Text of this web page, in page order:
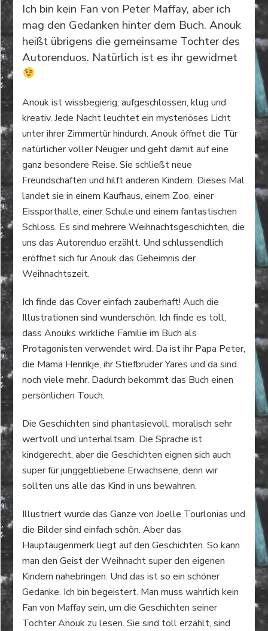
Ich bin kein Fan von Peter Maffay, aber ich
mag den Gedanken hinter dem Buch. Anouk
heißt übrigens die gemeinsame Tochter des
Autorenduos. Natürlich ist es ihr gewidmet
Anouk ist wissbegierig, aufgeschlossen, klug und
kreativ. Jede Nacht leuchtet ein mysteriöses Licht
unter ihrer Zimmertür hindurch. Anouk öffnet die Tür
natürlicher voller Neugier und geht damit auf eine
ganz besondere Reise. Sie schließt neue
Freundschaften und hilft anderen Kindern. Dieses Mal
landet sie in einem Kaufhaus, einem Zoo, einer
Eissporthalle, einer Schule und einem fantastischen
Schloss. Es sind mehrere Weihnachtsgeschichten, die
uns das Autorenduo erzählt. Und schlussendlich
eröffnet sich für Anouk das Geheimnis der
Weihnachtszeit.
Ich finde das Cover einfach zauberhaft! Auch die
Illustrationen sind wunderschön. Ich finde es toll,
dass Anouks wirkliche Familie im Buch als
Protagonisten verwendet wird. Da ist ihr Papa Peter,
die Mama Henrikje, ihr Stiefbruder Yares und da sind
noch viele mehr. Dadurch bekommt das Buch einen
persönlichen Touch.
Die Geschichten sind phantasievoll, moralisch sehr
wertvoll und unterhaltsam. Die Sprache ist
kindgerecht, aber die Geschichten eignen sich auch
super für junggebliebene Erwachsene, denn wir
sollten uns alle das Kind in uns bewahren.
Illustriert wurde das Ganze von Joelle Tourlonias und
die Bilder sind einfach schön. Aber das
Hauptaugenmerk liegt auf den Geschichten. So kann
man den Geist der Weihnacht super den eigenen
Kindern nahebringen. Und das ist so ein schöner
Gedanke. Ich bin begeistert. Man muss wahrlich kein
Fan von Maffay sein, um die Geschichten seiner
Tochter Anouk zu lesen. Sie sind toll erzählt, sind